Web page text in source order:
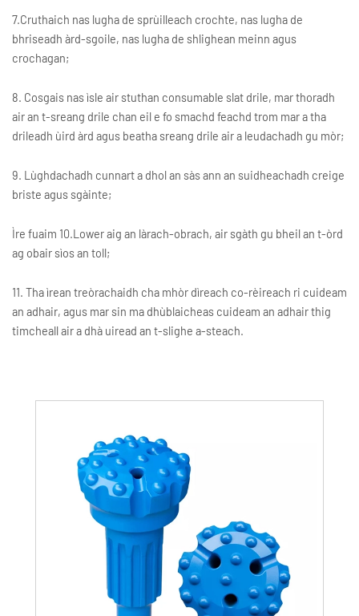
7.Cruthaich nas lugha de sprùilleach crochte, nas lugha de
bhriseadh àrd-sgoile, nas lugha de shlighean meinn agus
crochagan;
8. Cosgais nas ìsle air stuthan consumable slat drile, mar thoradh
air an t-sreang drile chan eil e fo smachd feachd trom mar a tha
drileadh ùird àrd agus beatha sreang drile air a leudachadh gu mòr;
9. Lùghdachadh cunnart a dhol an sàs ann an suidheachadh creige
briste agus sgàinte;
Ìre fuaim 10.Lower aig an làrach-obrach, air sgàth gu bheil an t-òrd
ag obair sìos an toll;
11. Tha ìrean treòrachaidh cha mhòr dìreach co-rèireach ri cuideam
an adhair, agus mar sin ma dhùblaicheas cuideam an adhair thig
timcheall air a dhà uiread an t-slighe a-steach.